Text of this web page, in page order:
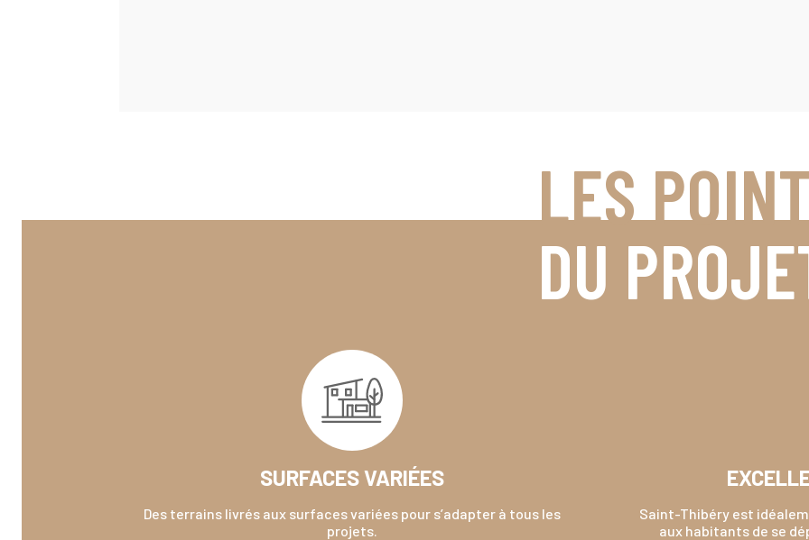
LES
DU
SURFACES VARIÉES
Des terrains livrés aux surfaces variées pour s’adapter à tous les
projets.
Saint-Thibéry est
aux habitants de se